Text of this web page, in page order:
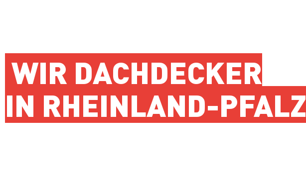
WIR DACHDECKER
IN RHEINLAND-PFALZ